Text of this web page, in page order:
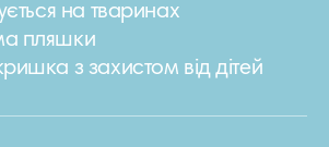
на тваринах
пляшки
з захистом від дітей